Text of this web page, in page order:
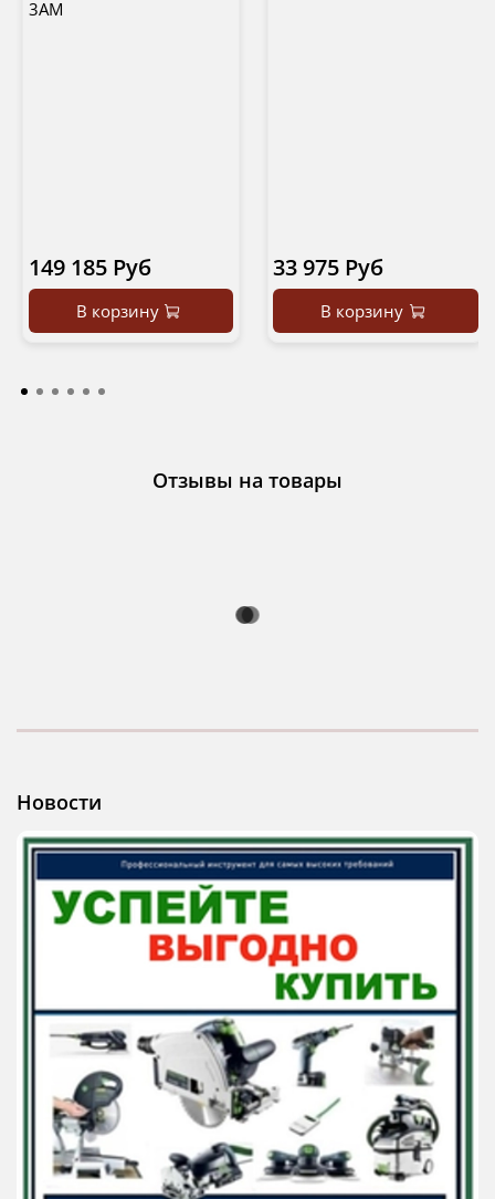
3AM
149 185 Руб
В корзину
33 975 Руб
В корзину
Отзывы на товары
Новости